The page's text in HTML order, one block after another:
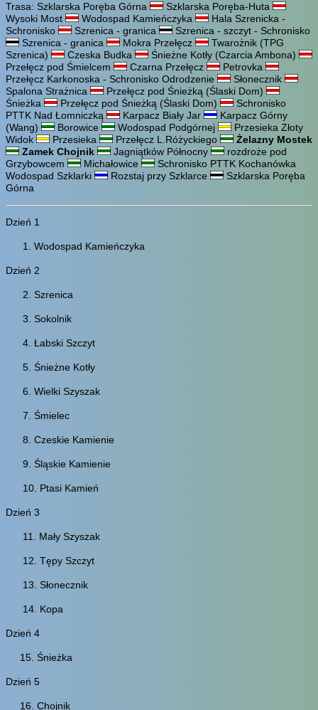
Trasa: Szklarska Poręba Górna
Szklarska Poręba-Huta
Wysoki Most
Wodospad Kamieńczyka
Hala Szrenicka -
Schronisko
Szrenica - granica
Szrenica - szczyt - Schronisko
Szrenica - granica
Mokra Przełęcz
Twarożnik (TPG
Szrenica)
Czeska Budka
Śnieżne Kotły (Czarcia Ambona)
Przełęcz pod Śmielcem
Czarna Przełęcz
Petrovka
Przełęcz Karkonoska - Schronisko Odrodzenie
Słonecznik
Spalona Strażnica
Przełęcz pod Śnieżką (Ślaski Dom)
Śnieżka
Przełęcz pod Śnieżką (Ślaski Dom)
Schronisko
PTTK Nad Łomniczką
Karpacz Biały Jar
Karpacz Górny
(Wang)
Borowice Wodospad Podgórnej
Przesieka Złoty
Widok
Przesieka Przełęcz L.Różyckiego
Żelazny Mostek
Zamek Chojnik
Jagniątków Północny
rozdroże pod
Grzybowcem
Michałowice
Schronisko PTTK Kochanówka
Wodospad Szklarki
Rozstaj przy Szklarce
Szklarska Poręba
Górna
Dzień 1
1. Wodospad Kamieńczyka
Dzień 2
2. Szrenica
3. Sokolnik
4. Łabski Szczyt
5. Śnieżne Kotły
6. Wielki Szyszak
7. Śmielec
8. Czeskie Kamienie
9. Śląskie Kamienie
10. Ptasi Kamień
Dzień 3
11. Mały Szyszak
12. Tępy Szczyt
13. Słonecznik
14. Kopa
Dzień 4
15. Śnieżka
Dzień 5
16. Chojnik